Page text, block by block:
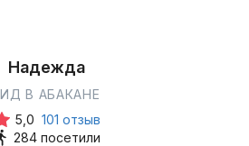
Надежда
В АБАКАНЕ
5,0 101 отзыв
284 посетили